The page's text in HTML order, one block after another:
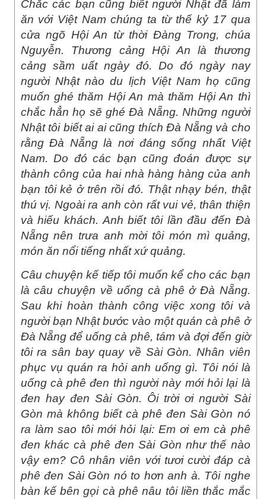
Chắc các bạn cũng biết người Nhật đã làm
ăn với Việt Nam chúng ta từ thế kỷ 17 qua
cửa ngõ Hội An từ thời Đàng Trong, chúa
Nguyễn. Thương cảng Hội An là thương
cảng sầm uất ngày đó. Do đó ngày nay
người Nhật nào du lịch Việt Nam họ cũng
muốn ghé thăm Hội An mà thăm Hội An thì
chắc hẳn họ sẽ ghé Đà Nẵng. Những người
Nhật tôi biết ai ai cũng thích Đà Nẵng và cho
rằng Đà Nẵng là nơi đáng sống nhất Việt
Nam. Do đó các bạn cũng đoán được sự
thành công của hai nhà hàng hàng của anh
bạn tôi kẻ ở trên rồi đó. Thật nhạy bén, thật
thú vị. Ngoài ra anh còn rất vui vẻ, thân thiện
và hiếu khách. Anh biết tôi lần đầu đến Đà
Nẵng nên trưa anh mời tôi món mì quảng,
món ăn nổi tiếng nhất xứ quảng.
Câu chuyện kế tiếp tôi muốn kể cho các bạn
là câu chuyện về uống cà phê ở Đà Nẵng.
Sau khi hoàn thành công việc xong tôi và
người bạn Nhật bước vào một quán cà phê ở
Đà Nẵng để uống cà phê, tám và đợi đến giờ
tôi ra sân bay quay về Sài Gòn. Nhân viên
phục vụ quán ra hỏi anh uống gì. Tôi nói là
uống cà phê đen thì người này mới hỏi lại là
đen hay đen Sài Gòn. Ôi trời ơi người Sài
Gòn mà không biết cà phê đen Sài Gòn nó
ra làm sao tôi mới hỏi lại: Em ơi em cà phê
đen khác cà phê đen Sài Gòn như thế nào
vậy em? Cô nhân viên với tươi cười đáp cà
phê đen Sài Gòn nó to hơn anh à. Tôi nghe
bàn kế bên gọi cà phê nâu tôi liền thắc mắc